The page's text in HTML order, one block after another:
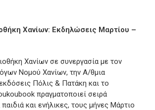
Χανίων: Εκδηλώσεις Μαρτίου –
Χανίων σε συνεργασία με τον
Νομού Χανίων, την Α/θμια
Πόλις & Πατάκη και το
πραγματοποιεί σειρά
και ενήλικες, τους μήνες Μάρτιο